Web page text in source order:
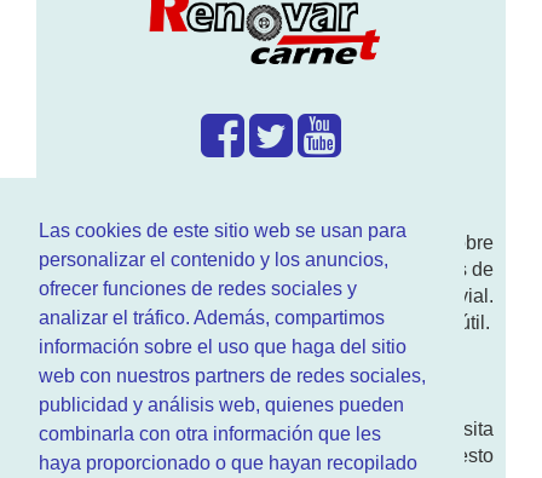
Las cookies de este sitio web se usan para
personalizar el contenido y los anuncios,
ofrecer funciones de redes sociales y
analizar el tráfico. Además, compartimos
información sobre el uso que haga del sitio
web con nuestros partners de redes sociales,
publicidad y análisis web, quienes pueden
combinarla con otra información que les
haya proporcionado o que hayan recopilado
Enwww.RenovarCarnet.comTe contamos sobre
larenovación del permisode conducir, noticias de
actualidad motor y sobre todo seguridad vial.
Ademas tenemos todo tipo de información DGT útil.
¿Quienes somos?
Quieres saber quien mantiene la pagina, visita
nuestrasección de contacto. Aquí tienes nuesto